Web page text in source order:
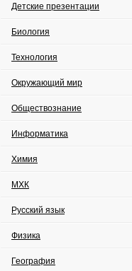
Детские презентации
Биология
Технология
Окружающий мир
Обществознание
Информатика
Химия
МХК
Русский язык
Физика
География